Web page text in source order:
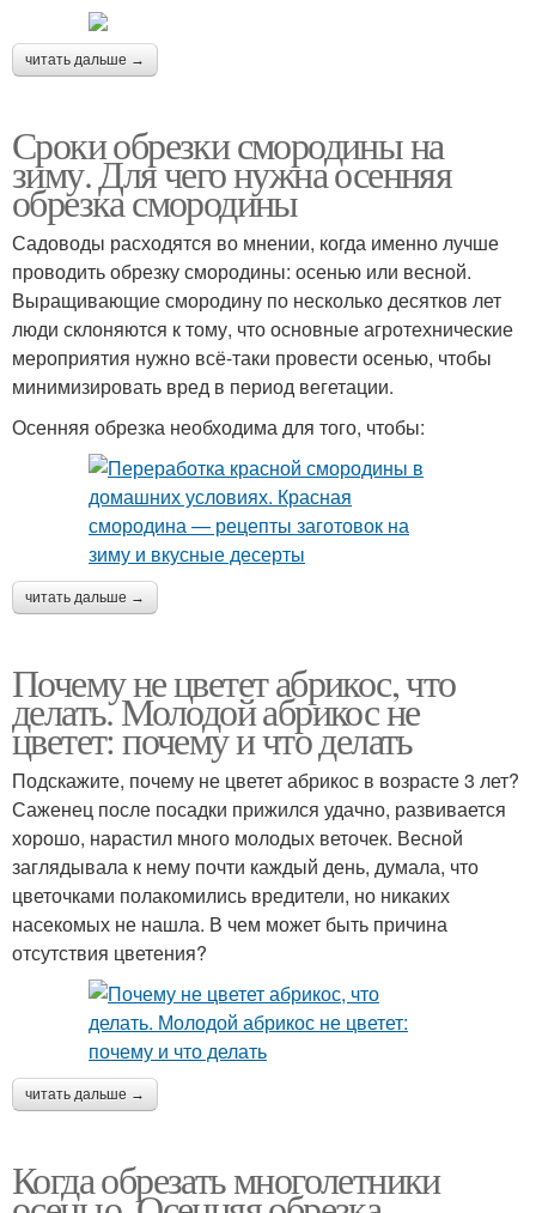
читать дальше →
Сроки обрезки смородины на
зиму. Для чего нужна осенняя
обрезка смородины
Садоводы расходятся во мнении, когда именно лучше
проводить обрезку смородины: осенью или весной.
Выращивающие смородину по несколько десятков лет
люди склоняются к тому, что основные агротехнические
мероприятия нужно всё-таки провести осенью, чтобы
минимизировать вред в период вегетации.
Осенняя обрезка необходима для того, чтобы:
читать дальше →
Почему не цветет абрикос, что
делать. Молодой абрикос не
цветет: почему и что делать
Подскажите, почему не цветет абрикос в возрасте 3 лет?
Саженец после посадки прижился удачно, развивается
хорошо, нарастил много молодых веточек. Весной
заглядывала к нему почти каждый день, думала, что
цветочками полакомились вредители, но никаких
насекомых не нашла. В чем может быть причина
отсутствия цветения?
читать дальше →
Когда обрезать многолетники